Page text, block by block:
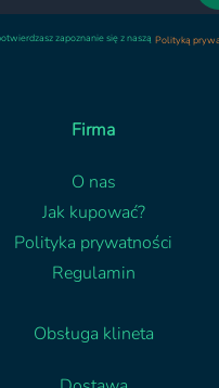
zapoznanie się z naszą Polityką
Firma
O nas
Jak kupować?
Polityka prywatności
Regulamin
Obsługa klineta